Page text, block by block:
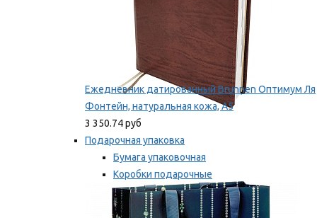
Ежедневник датированный Brunnen Оптимум Ля
Фонтейн, натуральная кожа, А5
3 350.74 руб
Подарочная упаковка
Бумага упаковочная
Коробки подарочные
Ленты, бобины
Мы рекомендуем